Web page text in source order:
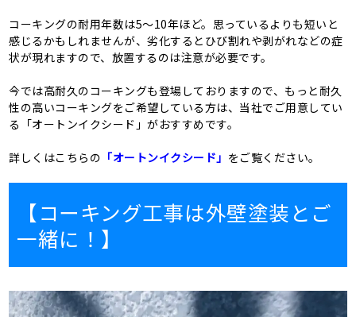
コーキングの耐用年数は5～10年ほど。思っているよりも短いと
感じるかもしれませんが、劣化するとひび割れや剥がれなどの症
状が現れますので、放置するのは注意が必要です。
今では高耐久のコーキングも登場しておりますので、もっと耐久
性の高いコーキングをご希望している方は、当社でご用意してい
る「オートンイクシード」がおすすめです。
詳しくはこちらの 「オートンイクシード」 をご覧ください。
【コーキング工事は外壁塗装とご
一緒に！】